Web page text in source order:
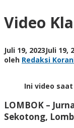
Video
Juli 19, 2023Juli 19,
oleh Redaksi
Ini video
LOMBOK –
Sekotong,